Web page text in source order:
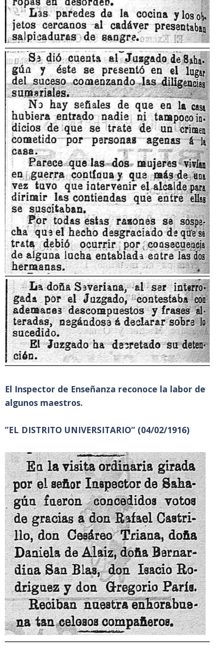
El Inspector de Enseñanza reconoce la labor de
algunos maestros.
”EL DISTRITO UNIVERSITARIO” (04/02/1916)